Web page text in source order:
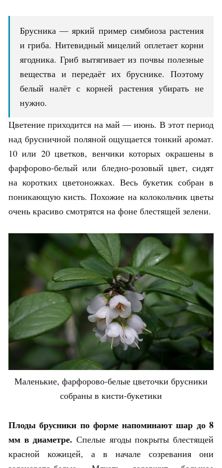
Брусника — яркий пример симбиоза растения
и гриба. Нитевидный мицелий оплетает корни
ягодника. Гриб вытягивает из почвы полезные
вещества и передаёт их бруснике. Поэтому
белый налёт с корней растения убирать не
нужно.
Цветение приходится на май — июнь. В этот период
над брусничной поляной ощущается тонкий аромат.
10 или 20 цветков, венчики которых окрашены в
фарфорово-белый или бледно-розовый цвет, сидят
на коротких цветоножках. Весь букетик собран в
поникающую кисть. Похожие на колокольчик цветы
очень красиво смотрятся на фоне блестящей зелени.
Маленькие, фарфорово-белые цветочки брусники
собраны в кисти-букетики
Плоды брусники по форме напоминают шар до 8
мм в диаметре. Спелые ягоды покрыты блестящей
красной кожицей, а в начале созревания они